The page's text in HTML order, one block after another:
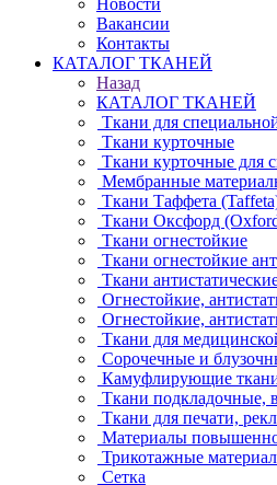
Новости
Вакансии
Контакты
КАТАЛОГ ТКАНЕЙ
Назад
КАТАЛОГ ТКАНЕЙ
Ткани для
Ткани курточные
Ткани курточные для
Мембранные
Ткани Таффета
Ткани Оксфорд
Ткани огнестойкие
Ткани огнестойкие
Ткани
Огнестойкие,
Огнестойкие,
Ткани для
Сорочечные и
Камуфлирующие
Ткани подкладочные,
Ткани для печати,
Материалы
Трикотажные
Сетка